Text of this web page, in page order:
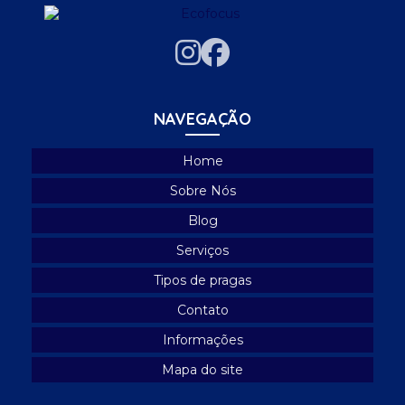
Empresa dedetizadora de ratos
Empresa de desinsetização
Empresa de desratização
Empresa especializada em controle de pombos
Empresa especializada em limpeza de caixa d'água
Empresa de higienização de caixa d'água
Empresa de lavagem de caixa d'água
Empresa de limpeza caixa d'água
Empresa que faz limpeza de caixa d'água
NAVEGAÇÃO
Home
Sobre Nós
Blog
Serviços
Tipos de pragas
Contato
Informações
Mapa do site